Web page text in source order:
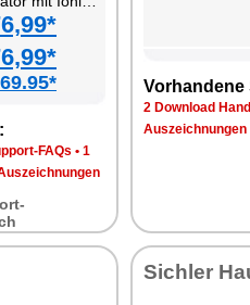
FAQs • 1
Vorhandene
2 Download
Auszeichnungen
Sichler